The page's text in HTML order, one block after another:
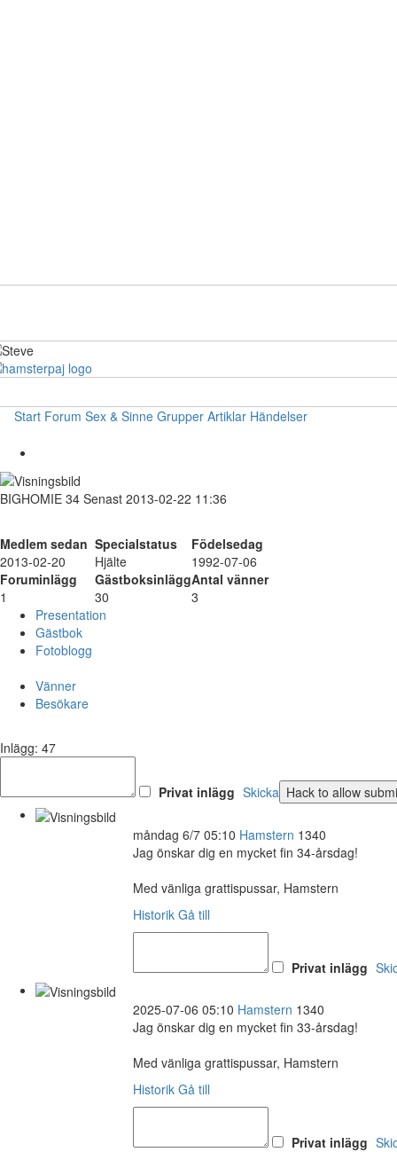
Start Forum Sex & Sinne Grupper Artiklar Händelser
BIGHOMIE 34 Senast 2013-02-22 11:36
Medlem sedan Specialstatus
Födelsedag
2013-02-20
Hjälte
1992-07-06
Foruminlägg
GästboksinläggAntal vänner
1
30
3
Presentation
Gästbok
Fotoblogg
Vänner
Besökare
Inlägg: 47
Privat inlägg Skicka
måndag 6/7 05:10 Hamstern 1340
Jag önskar dig en mycket fin 34-årsdag!
Med vänliga grattispussar, Hamstern
Historik Gå till
Privat inlägg
2025-07-06 05:10 Hamstern 1340
Jag önskar dig en mycket fin 33-årsdag!
Med vänliga grattispussar, Hamstern
Historik Gå till
Privat inlägg